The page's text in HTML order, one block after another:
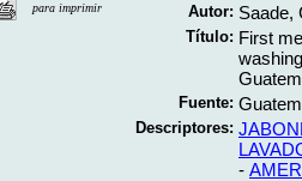
para imprimir
Autor: Saade,
Título: First
Fuente:
Descriptores:
-